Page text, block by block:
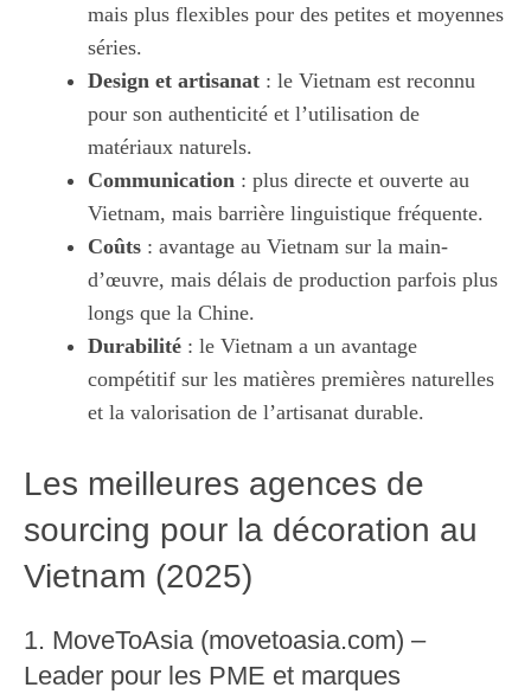
mais plus flexibles pour des petites et moyennes
séries.
Design et artisanat : le Vietnam est reconnu
pour son authenticité et l’utilisation de
matériaux naturels.
Communication : plus directe et ouverte au
Vietnam, mais barrière linguistique fréquente.
Coûts : avantage au Vietnam sur la main-
d’œuvre, mais délais de production parfois plus
longs que la Chine.
Durabilité : le Vietnam a un avantage
compétitif sur les matières premières naturelles
et la valorisation de l’artisanat durable.
Les meilleures agences de
sourcing pour la décoration au
Vietnam (2025)
1. MoveToAsia (movetoasia.com) –
Leader pour les PME et marques